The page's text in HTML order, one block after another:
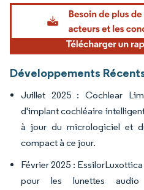
Image © Mordor Intelligence. La
Développements
Juillet 2025 : Cochlear
d'implant cochléaire
à jour du micrologiciel et
compact à ce jour.
Février 2025 :
pour les lunettes audio